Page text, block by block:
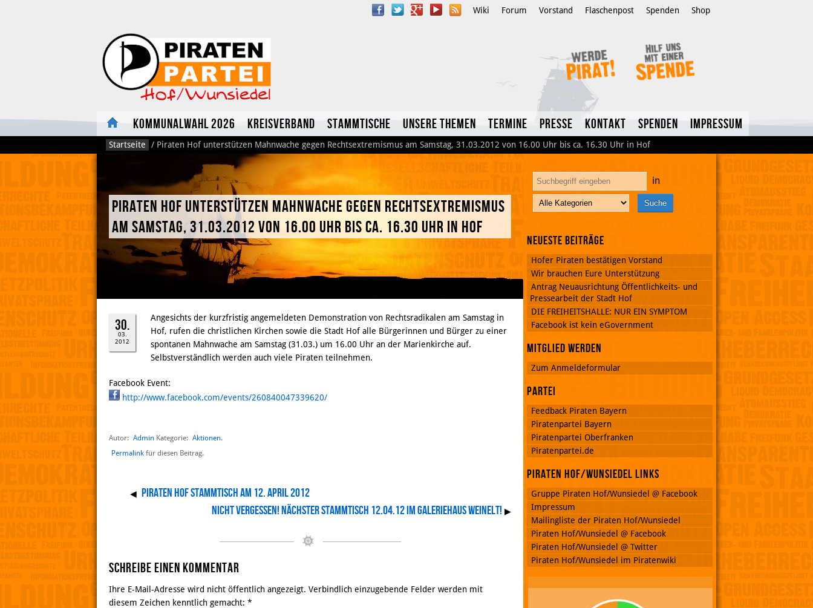
Twitter
Google
Plus
YouTube
Wiki Forum Vorstand Flaschenpost Spenden Shop
Kommunalwahl 2026 Kreisverband Stammtische Unsere Themen Termine Presse Kontakt Spenden Impressum
Startseite / Piraten Hof unterstützen Mahnwache gegen Rechtsextremismus am Samstag, 31.03.2012 von 16.00 Uhr bis ca. 16.30 Uhr in Hof
Piraten Hof unterstützen Mahnwache gegen Rechtsextremismus
am Samstag, 31.03.2012 von 16.00 Uhr bis ca. 16.30 Uhr in Hof
30.
03.
2012
Angesichts der kurzfristig angemeldeten Demonstration von Rechtsradikalen am Samstag in
Hof, rufen die christlichen Kirchen sowie die Stadt Hof alle Bürgerinnen und Bürger zu einer
spontanen Mahnwache am Samstag (31.03.) um 16.00 Uhr an der Marienkirche auf.
Selbstverständlich werden auch viele Piraten teilnehmen.
Facebook Event:
http://www.facebook.com/events/260840047339620/
Autor: Admin Kategorie: Aktionen.
Permalink für diesen Beitrag.
◀ Piraten Hof Stammtisch am 12. April 2012
Nicht vergessen! Nächster Stammtisch 12.04.12 im Galeriehaus Weinelt! ▶
Schreibe einen Kommentar
Ihre E-Mail-Adresse wird nicht öffentlich angezeigt. Verbindlich einzugebende Felder werden mit
diesem Zeichen kenntlich gemacht: *
in
Neueste Beiträge
Hofer Piraten bestätigen Vorstand
Wir brauchen Eure Unterstützung
Antrag Neuausrichtung Öffentlichkeits- und
Pressearbeit der Stadt Hof
DIE FREIHEITSHALLE: NUR EIN SYMPTOM
Facebook ist kein eGovernment
Mitglied werden
Zum Anmeldeformular
Partei
Feedback Piraten Bayern
Piratenpartei Bayern
Piratenpartei Oberfranken
Piratenpartei.de
Piraten Hof/Wunsiedel Links
Gruppe Piraten Hof/Wunsiedel @ Facebook
Impressum
Mailingliste der Piraten Hof/Wunsiedel
Piraten Hof/Wunsiedel @ Facebook
Piraten Hof/Wunsiedel @ Twitter
Piraten Hof/Wunsiedel im Piratenwiki